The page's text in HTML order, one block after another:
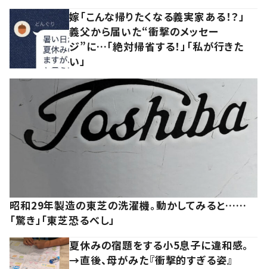
嫁「こんな帰りたくなる義実家ある！？」
義父から届いた“衝撃のメッセー
ジ”に…「絶対帰省する！」「私が行きた
い」
昭和29年製造の東芝の洗濯機。動かしてみると……
「驚き」「東芝恐るべし」
夏休みの宿題をする小5息子に違和感。
→直後、母がみた『衝撃的すぎる姿』